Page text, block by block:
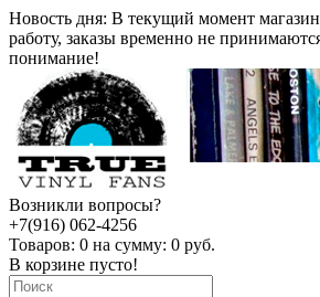
Новость дня: В текущий момент
работу, заказы временно не
понимание!
Возникли вопросы?
+7(916) 062-4256
Товаров: 0 на сумму: 0 руб.
В корзине пусто!